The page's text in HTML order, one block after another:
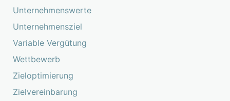
Unternehmenswerte
Unternehmensziel
Variable Vergütung
Wettbewerb
Zieloptimierung
Zielvereinbarung